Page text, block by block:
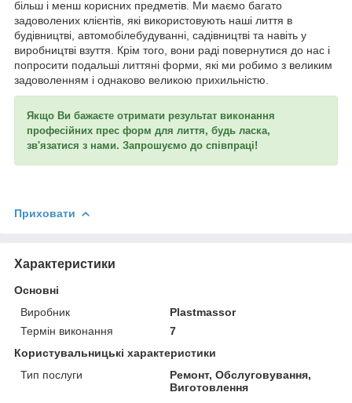
більш і менш корисних предметів. Ми маємо багато
задоволених клієнтів, які використовують наші лиття в
будівництві, автомобілебудуванні, садівництві та навіть у
виробництві взуття. Крім того, вони раді повернутися до нас і
попросити подальші литтяні форми, які ми робимо з великим
задоволенням і однаково великою прихильністю.
Якщо Ви бажаєте отримати результат виконання
професійних прес форм для лиття, будь ласка,
зв'язатися з нами. Запрошуємо до співпраці!
Приховати
Характеристики
Основні
Виробник
Plastmassor
Термін виконання
7
Користувальницькі характеристики
Тип послуги
Ремонт, Обслуговування,
Виготовлення